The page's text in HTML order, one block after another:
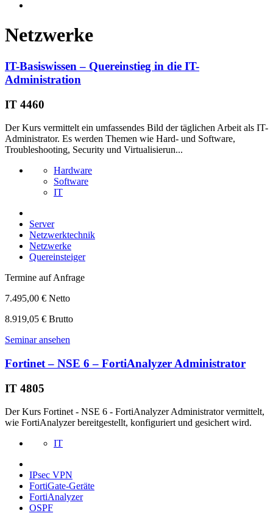
Netzwerke
IT-Basiswissen – Quereinstieg in die IT-
Administration
IT 4460
Der Kurs vermittelt ein umfassendes Bild der täglichen Arbeit als IT-
Administrator. Es werden Themen wie Hard- und Software,
Troubleshooting, Security und Virtualisierun...
Hardware
Software
IT
Server
Netzwerktechnik
Netzwerke
Quereinsteiger
Termine auf Anfrage
7.495,00 € Netto
8.919,05 € Brutto
Seminar ansehen
Fortinet – NSE 6 – FortiAnalyzer Administrator
IT 4805
Der Kurs Fortinet - NSE 6 - FortiAnalyzer Administrator vermittelt,
wie FortiAnalyzer bereitgestellt, konfiguriert und gesichert wird.
IT
IPsec VPN
FortiGate-Geräte
FortiAnalyzer
OSPF